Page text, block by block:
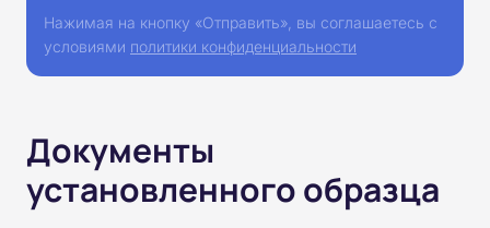
Нажимая на кнопку «Отправить», вы соглашаетесь с
условиями политики конфиденциальности
Документы
установленного образца